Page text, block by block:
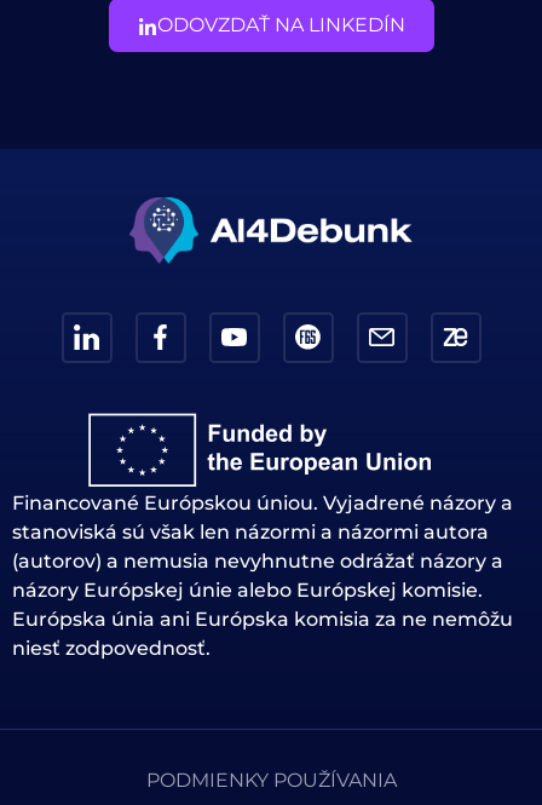
ODOVZDAŤ NA LINKEDÍN
Financované Európskou úniou. Vyjadrené názory a
stanoviská sú však len názormi a názormi autora
(autorov) a nemusia nevyhnutne odrážať názory a
názory Európskej únie alebo Európskej komisie.
Európska únia ani Európska komisia za ne nemôžu
niesť zodpovednosť.
PODMIENKY POUŽÍVANIA